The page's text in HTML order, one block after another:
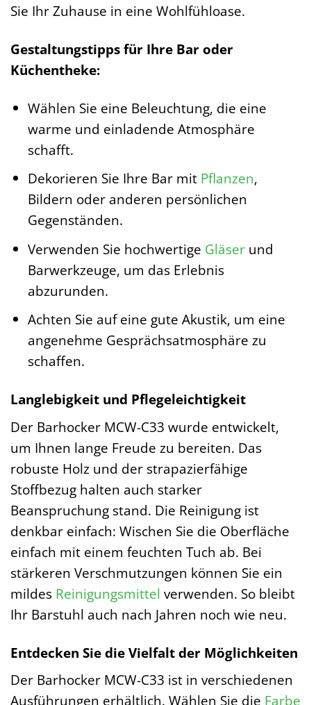
Sie Ihr Zuhause in eine Wohlfühloase.
Gestaltungstipps für Ihre Bar oder
Küchentheke:
Wählen Sie eine Beleuchtung, die eine
warme und einladende Atmosphäre
schafft.
Dekorieren Sie Ihre Bar mit Pflanzen,
Bildern oder anderen persönlichen
Gegenständen.
Verwenden Sie hochwertige Gläserund
Barwerkzeuge, um das Erlebnis
abzurunden.
Achten Sie auf eine gute Akustik, um eine
angenehme Gesprächsatmosphäre zu
schaffen.
Langlebigkeit und Pflegeleichtigkeit
Der Barhocker MCW-C33 wurde entwickelt,
um Ihnen lange Freude zu bereiten. Das
robuste Holz und der strapazierfähige
Stoffbezug halten auch starker
Beanspruchung stand. Die Reinigung ist
denkbar einfach: Wischen Sie die Oberfläche
einfach mit einem feuchten Tuch ab. Bei
stärkeren Verschmutzungen können Sie ein
mildes Reinigungsmittel verwenden. So bleibt
Ihr Barstuhl auch nach Jahren noch wie neu.
Entdecken Sie die Vielfalt der Möglichkeiten
Der Barhocker MCW-C33 ist in verschiedenen
Ausführungen erhältlich. Wählen Sie die Farbe